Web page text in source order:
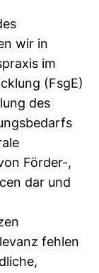
wir in
im
(FsgE)
des
Förder-,
dar und
fehlen